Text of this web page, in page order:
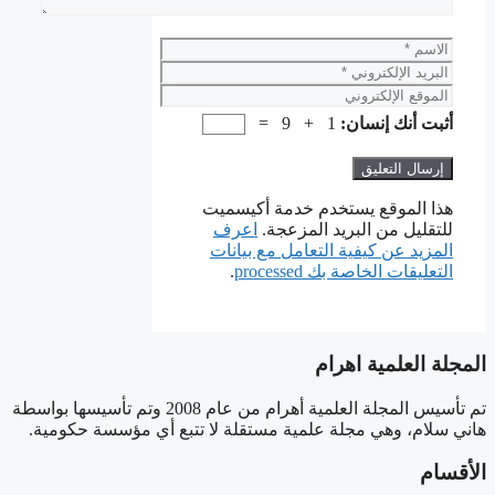
الاسم
البريد
الإلكتروني
الموقع
الإلكتروني
أثبت أنك إنسان: 1 + 9 =
هذا الموقع يستخدم خدمة أكيسميت
للتقليل من البريد المزعجة.
اعرف
المزيد عن كيفية التعامل مع بيانات
التعليقات الخاصة بك processed
.
المجلة العلمية اهرام
تم تأسيس المجلة العلمية أهرام من عام 2008 وتم تأسيسها بواسطة
هاني سلام، وهي مجلة علمية مستقلة لا تتبع أي مؤسسة حكومية.
الأقسام